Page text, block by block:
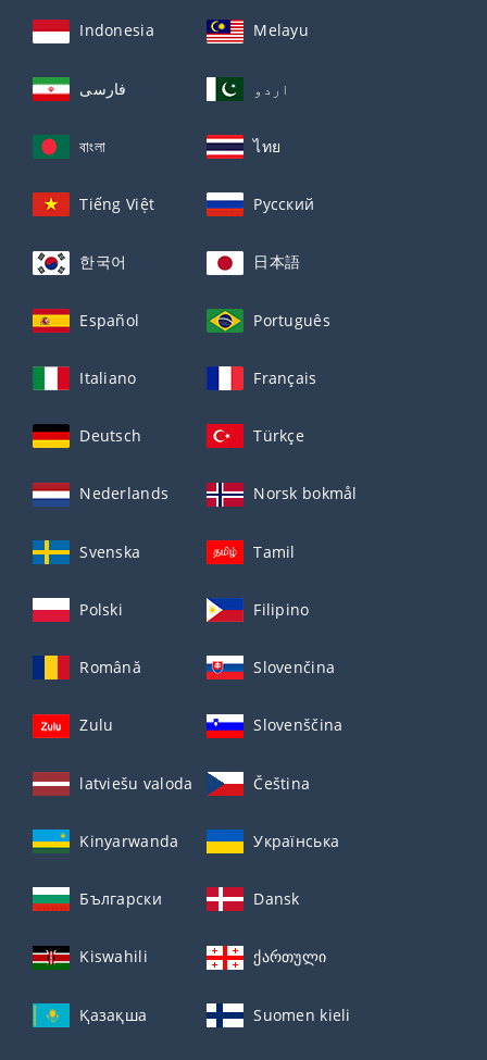
Indonesia Melayu
فارسی اردو
বাংলা ไทย
Tiếng Việt Русский
한국어 日本語
Español Português
Italiano Français
Deutsch Türkçe
Nederlands Norsk bokmål
Svenska Tamil
Polski Filipino
Română Slovenčina
Zulu Slovenščina
latviešu valoda Čeština
Kinyarwanda Українська
Български Dansk
Kiswahili ქართული
Қазақша Suomen kieli